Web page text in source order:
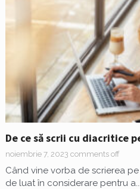
De ce să scrii cu diacritice
noiembrie 7, 2023 comments off
Când vine vorba de scrierea
de luat în considerare pentru a...